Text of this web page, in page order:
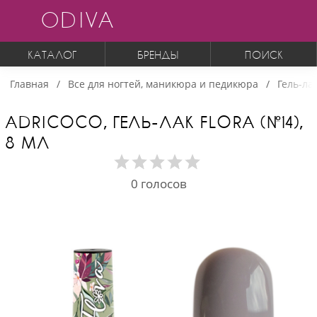
ODIVA
КАТАЛОГ БРЕНДЫ ПОИСК
Главная Все для ногтей, маникюра и педикюра Гель-
ADRICOCO, ГЕЛЬ-ЛАК FLORA (№14),
8 МЛ
0 голосов